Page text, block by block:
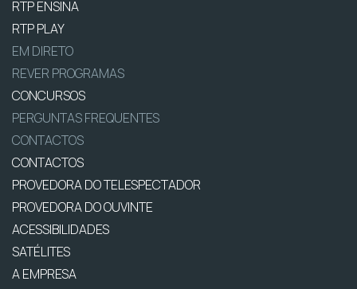
RTP ENSINA
RTP PLAY
EM DIRETO
REVER PROGRAMAS
CONCURSOS
PERGUNTAS FREQUENTES
CONTACTOS
CONTACTOS
PROVEDORA DO TELESPECTADOR
PROVEDORA DO OUVINTE
ACESSIBILIDADES
SATÉLITES
A EMPRESA